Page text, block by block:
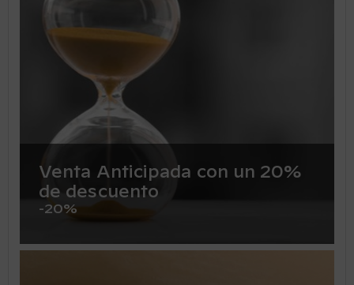
Venta Anticipada con un 20%
de descuento
-20%